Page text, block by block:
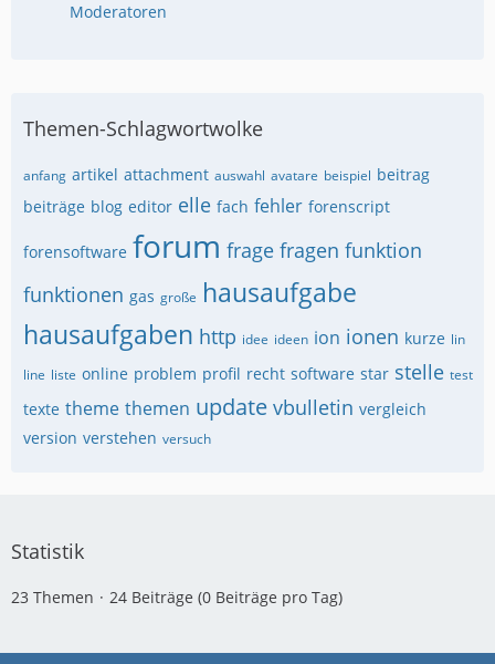
Moderatoren
Themen-Schlagwortwolke
anfang artikel attachment auswahl avatare beispiel beitrag
beiträge blog editor elle fach fehler forenscript
forensoftware forum frage fragen funktion
funktionen gas große hausaufgabe
hausaufgaben http idee ideen ion ionen kurze lin
line liste online problem profil recht software star stelle test
texte theme themen update vbulletin vergleich
version verstehen versuch
Statistik
23 Themen 24 Beiträge (0 Beiträge pro Tag)